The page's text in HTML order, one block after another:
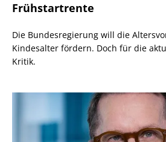
Frühstartrente
Die Bundesregierung will die
Kindesalter fördern. Doch für die
Kritik.